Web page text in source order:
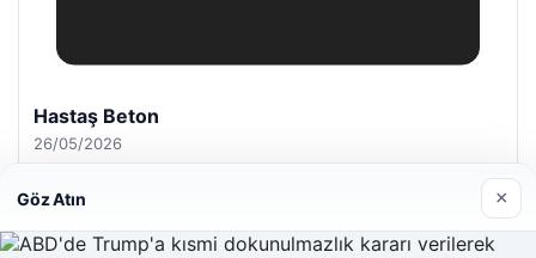
Hastaş Beton
26/05/2026
Göz Atın ×